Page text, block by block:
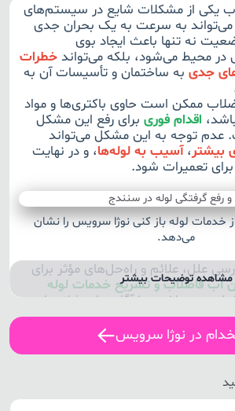
یکی از مشکلات شایع در سیستم‌های
به سرعت به یک بحران جدی
نه تنها باعث ایجاد بوی
در محیط می‌شود، بلکه می‌تواند خطرات
جدی به ساختمان و تأسیسات آن به
ممکن است حاوی باکتری‌ها و مواد
اقدام فوری برای رفع این مشکل
عدم توجه به این مشکل می‌تواند
بیشتر،آسیب به لوله‌ها، و در نهایت
تعمیرات شود.
خدمات لوله باز کنی نوژا سرویس را نشان
می‌دهد.
علل، علائم و راه‌حل‌های مؤثر برای
آب فاضلاب و تشریح خدمات لوله
خواهیم پرداخت. با آگاهی از نشانه‌ها و
به موقع اقدام کرده و از
جلوگیری کنید.
به رفع گرفتگی لوله ها با مایع
برای استفاده مؤثر از مایع لوله
مشاهده توضیحات بیشتر
در نوژا سرویس